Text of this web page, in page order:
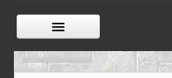
КАТАЛОГ ТОВАРІВ